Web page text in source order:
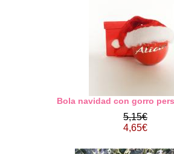
Bola navidad con gorro
5,15€
4,65€